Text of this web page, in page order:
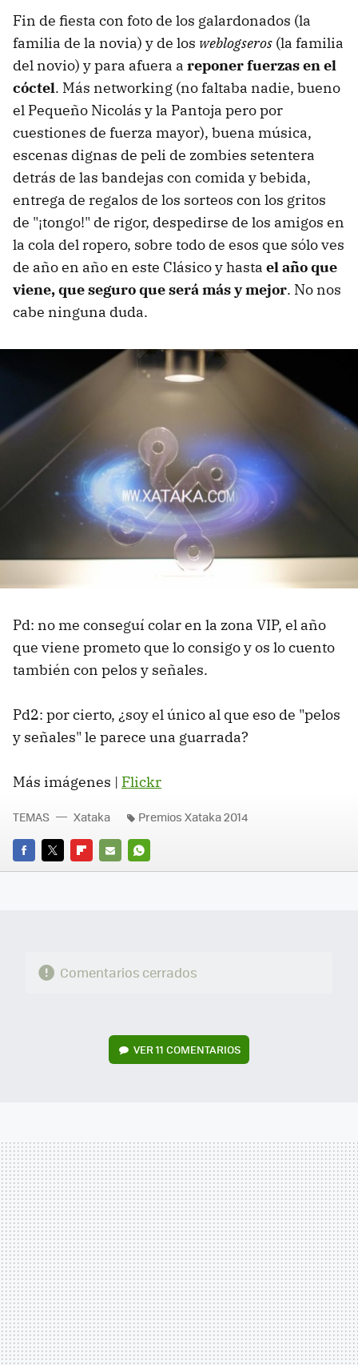
Fin de fiesta con foto de los galardonados (la
familia de la novia) y de los weblogseros (la familia
del novio) y para afuera a reponer fuerzas en el
cóctel. Más networking (no faltaba nadie, bueno
el Pequeño Nicolás y la Pantoja pero por
cuestiones de fuerza mayor), buena música,
escenas dignas de peli de zombies setentera
detrás de las bandejas con comida y bebida,
entrega de regalos de los sorteos con los gritos
de "¡tongo!" de rigor, despedirse de los amigos en
la cola del ropero, sobre todo de esos que sólo ves
de año en año en este Clásico y hasta el año que
viene, que seguro que será más y mejor. No nos
cabe ninguna duda.
Pd: no me conseguí colar en la zona VIP, el año
que viene prometo que lo consigo y os lo cuento
también con pelos y señales.
Pd2: por cierto, ¿soy el único al que eso de "pelos
y señales" le parece una guarrada?
Más imágenes | Flickr
FACEBOOK
TWITTERFLIPBOARD
E-
WHATSAPP
TEMAS Xataka Premios Xataka 2014
Comentarios cerrados
VER 11 COMENTARIOS